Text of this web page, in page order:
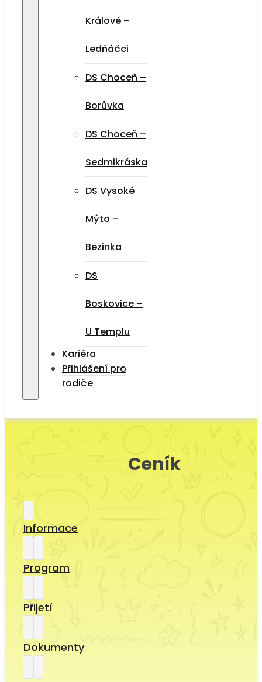
Králové –
Ledňáčci
DS Choceň –
Borůvka
DS Choceň –
Sedmikráska
DS Vysoké
Mýto –
Bezinka
DS
Boskovice –
U Templu
Kariéra
Přihlášení pro
rodiče
Ceník
Informace
Program
Přijetí
Dokumenty